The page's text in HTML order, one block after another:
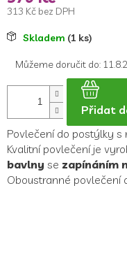
313 Kč bez DPH
MěrnáSkladem (1 ks)
Můžeme doručit do:
Přidat
Povlečení do postýlky s
Kvalitní povlečení je
bavlny se zapínáním
Oboustranné povlečení